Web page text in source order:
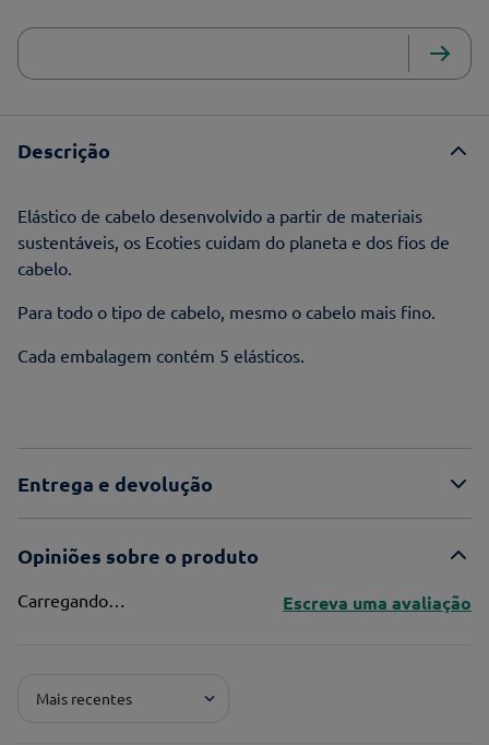
Descrição
Elástico de cabelo desenvolvido a partir de materiais
sustentáveis, os Ecoties cuidam do planeta e dos fios de
cabelo.
Para todo o tipo de cabelo, mesmo o cabelo mais fino.
Cada embalagem contém 5 elásticos.
Entrega e devolução
Opiniões sobre o produto
Carregando… Escreva uma avaliação
Pontuação*
Mais recentes